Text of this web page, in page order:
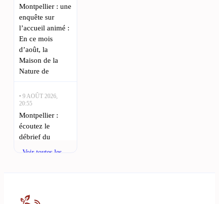
Montpellier : une
enquête sur
l’accueil animé :
En ce mois
d’août, la
Maison de la
Nature de
• 9 AOÛT 2026,
20:55
Montpellier :
écoutez le
débrief du
saison de Ligue
Voir toutes les